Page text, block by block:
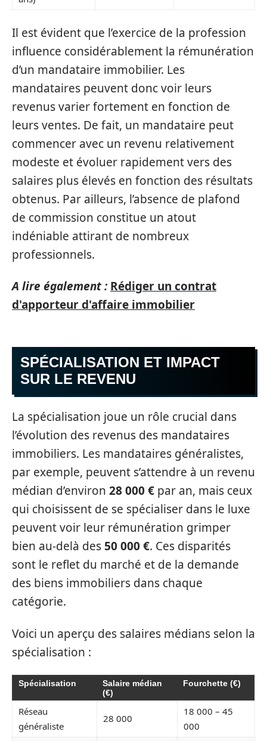
Il est évident que l’exercice de la profession
influence considérablement la rémunération
d’un mandataire immobilier. Les
mandataires peuvent donc voir leurs
revenus varier fortement en fonction de
leurs ventes. De fait, un mandataire peut
commencer avec un revenu relativement
modeste et évoluer rapidement vers des
salaires plus élevés en fonction des résultats
obtenus. Par ailleurs, l’absence de plafond
de commission constitue un atout
indéniable attirant de nombreux
professionnels.
A lire également : Rédiger un contrat
d'apporteur d'affaire immobilier
SPÉCIALISATION ET IMPACT
SUR LE REVENU
La spécialisation joue un rôle crucial dans
l’évolution des revenus des mandataires
immobiliers. Les mandataires généralistes,
par exemple, peuvent s’attendre à un revenu
médian d’environ 28 000 € par an, mais ceux
qui choisissent de se spécialiser dans le luxe
peuvent voir leur rémunération grimper
bien au-delà des 50 000 €. Ces disparités
sont le reflet du marché et de la demande
des biens immobiliers dans chaque
catégorie.
Voici un aperçu des salaires médians selon la
spécialisation :
Spécialisation
Salaire médian
(€)
Fourchette (€)
Réseau
généraliste
28 000
18 000 – 45
000